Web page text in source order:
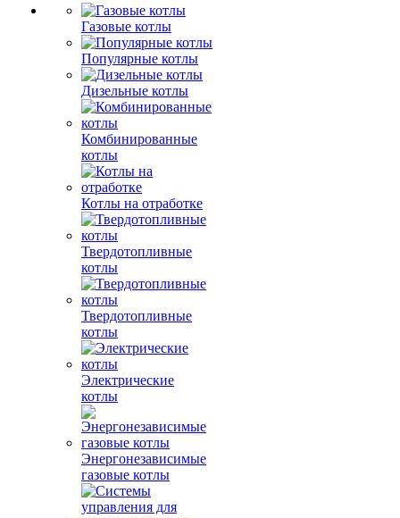
Газовые котлы
Популярные котлы
Дизельные котлы
Комбинированные
котлы
Котлы на отработке
Твердотопливные
котлы
Твердотопливные
котлы
Электрические
котлы
Энергонезависимые
газовые котлы